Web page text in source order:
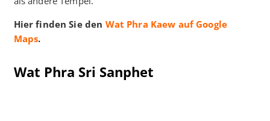
Hier finden Sie den Wat Phra Kaew auf Google
Maps.
Wat Phra Sri Sanphet